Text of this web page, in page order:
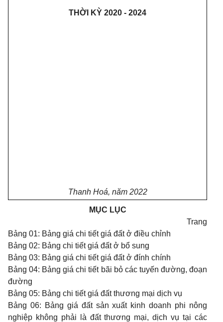
THỜI KỲ 2020 - 2024
Thanh Hoá, năm 2022
MỤC LỤC
Trang
Bảng 01: Bảng giá chi tiết giá đất ở điều chỉnh
Bảng 02: Bảng chi tiết giá đất ở bổ sung
Bảng 03: Bảng giá chi tiết giá đất ở đính chính
Bảng04: Bảng giáchitiết bãi bỏ các tuyến đường, đoạn
đường
Bảng 05: Bảng chi tiết giá đất thương mại dịch vụ
Bảng 06: Bảng giá đất sản xuất kinh doanh phi nông
nghiệp không phải là đất thương mại, dịch vụ tại các